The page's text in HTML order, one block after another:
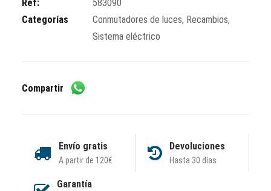
Ref:
583090
Categorías
Conmutadores de luces, Recambios,
Sistema eléctrico
Compartir
Envío gratis
A partir de 120€
Devoluciones
Hasta 30 días
Garantía